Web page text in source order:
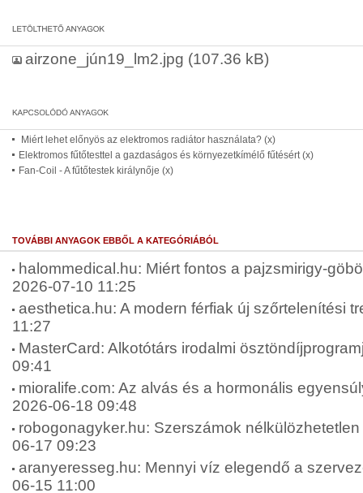
airzone_jún19_lm2.jpg (107.36 kB)
Miért lehet előnyös az elektromos radiátor használata? (x)
Elektromos fűtőtesttel a gazdaságos és környezetkímélő fűtésért (x)
Fan-Coil - A fűtőtestek királynője (x)
TOVÁBBI ANYAGOK EBBŐL A KATEGÓRIÁBÓL
halommedical.hu: Miért fontos a pajzsmirigy-
2026-07-10 11:25
aesthetica.hu: A modern férfiak új szőrtelenítési
11:27
MasterCard: Alkotótárs irodalmi
09:41
mioralife.com: Az alvás és a hormonális
2026-06-18 09:48
robogonagyker.hu: Szerszámok
06-17 09:23
aranyeresseg.hu: Mennyi víz elegendő a
06-15 11:00